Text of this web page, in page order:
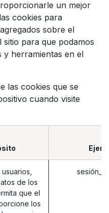
un mejor
cookies para
sobre el
para que podamos
y herramientas en el
las cookies que se
cuando visite
de los
que el
los